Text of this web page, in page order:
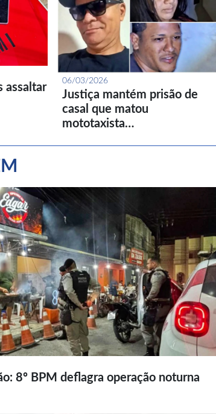
assaltar
06/03/2026
Justiça mantém prisão de
casal que matou
mototaxista…
8º BPM deflagra operação noturna